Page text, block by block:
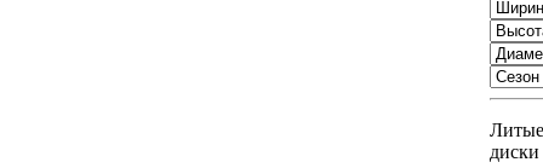
Литые
диски